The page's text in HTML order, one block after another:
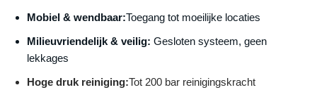
Mobiel & wendbaar:Toegang tot moeilijke locaties
Milieuvriendelijk & veilig: Gesloten systeem, geen
lekkages
Hoge druk reiniging:Tot 200 bar reinigingskracht